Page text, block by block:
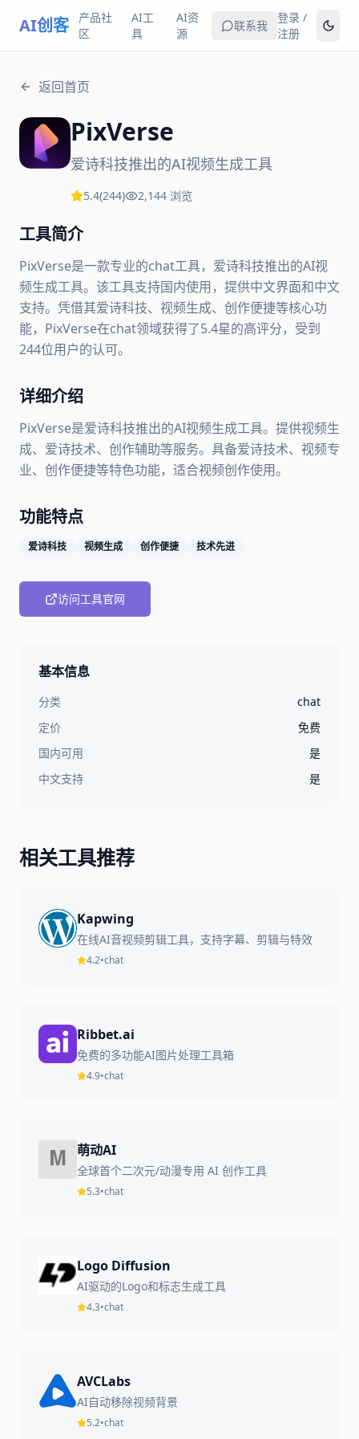
AI创客
产品社
区
AI工
具
AI资
源
联系我
登录 /
注册
返回首页
PixVerse
爱诗科技推出的AI视频生成工具
5.4(244) 2,144 浏览
工具简介
PixVerse是一款专业的chat工具，爱诗科技推出的AI视
频生成工具。该工具支持国内使用，提供中文界面和中文
支持。凭借其爱诗科技、视频生成、创作便捷等核心功
能，PixVerse在chat领域获得了5.4星的高评分，受到
244位用户的认可。
详细介绍
PixVerse是爱诗科技推出的AI视频生成工具。提供视频生
成、爱诗技术、创作辅助等服务。具备爱诗技术、视频专
业、创作便捷等特色功能，适合视频创作使用。
功能特点
爱诗科技 视频生成 创作便捷 技术先进
访问工具官网
基本信息
分类
chat
定价
免费
国内可用
是
中文支持
是
相关工具推荐
Kapwing
在线AI音视频剪辑工具，支持字幕、剪辑与特效
4.2•chat
Ribbet.ai
免费的多功能AI图片处理工具箱
4.9•chat
萌动AI
全球首个二次元/动漫专用 AI 创作工具
5.3•chat
Logo Diffusion
AI驱动的Logo和标志生成工具
4.3•chat
AVCLabs
AI自动移除视频背景
5.2•chat